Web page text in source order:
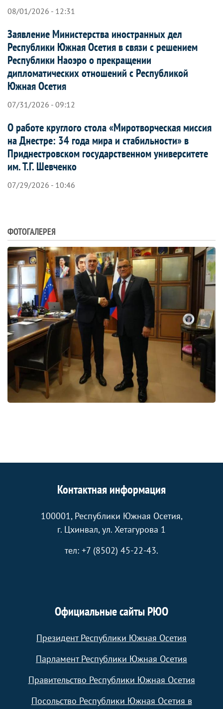
08/01/2026 - 12:31
Заявление Министерства иностранных дел
Республики Южная Осетия в связи с решением
Республики Наоэро о прекращении
дипломатических отношений с Республикой
Южная Осетия
07/31/2026 - 09:12
О работе круглого стола «Миротворческая миссия
на Днестре: 34 года мира и стабильности» в
Приднестровском государственном университете
им. Т.Г. Шевченко
07/29/2026 - 10:46
ФОТОГАЛЕРЕЯ
Контактная информация
100001, Республики Южная Осетия,
г. Цхинвал, ул. Хетагурова 1
тел: +7 (8502) 45-22-43.
Официальные сайты РЮО
Президент Республики Южная Осетия
Парламент Республики Южная Осетия
Правительство Республики Южная Осетия
Посольство Республики Южная Осетия в